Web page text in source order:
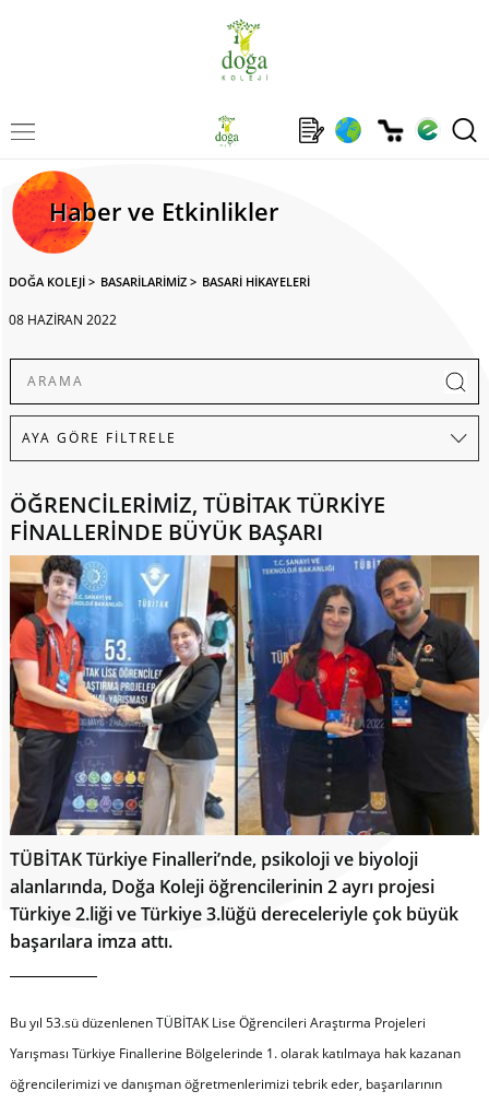
Haber ve Etkinlikler
DOĞA KOLEJİ > BASARİLARİMİZ > BASARİ HİKAYELERİ
08 HAZİRAN 2022
ÖĞRENCİLERİMİZ, TÜBİTAK TÜRKİYE
FİNALLERİNDE BÜYÜK BAŞARI
TÜBİTAK Türkiye Finalleri’nde, psikoloji ve biyoloji
alanlarında, Doğa Koleji öğrencilerinin 2 ayrı projesi
Türkiye 2.liği ve Türkiye 3.lüğü dereceleriyle çok büyük
başarılara imza attı.
Bu yıl 53.sü düzenlenen TÜBİTAK Lise Öğrencileri Araştırma Projeleri
Yarışması Türkiye Finallerine Bölgelerinde 1. olarak katılmaya hak kazanan
öğrencilerimizi ve danışman öğretmenlerimizi tebrik eder, başarılarının